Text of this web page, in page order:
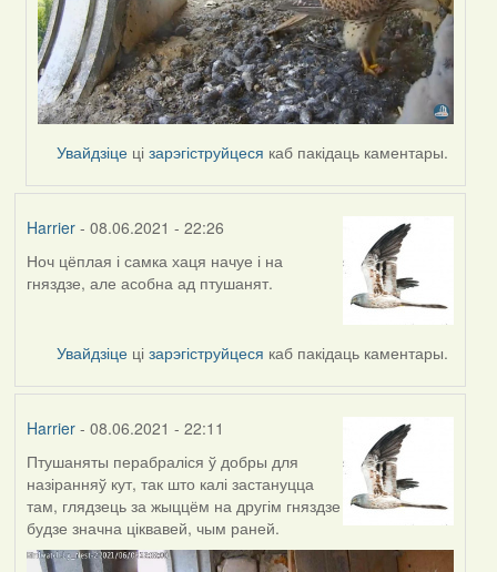
Увайдзіце цізарэгіструйцеся каб пакідаць каментары.
Harrier- 08.06.2021 - 22:26
Ноч цёплая і самка хаця начуе і на
гняздзе, але асобна ад птушанят.
Увайдзіце цізарэгіструйцеся каб пакідаць каментары.
Harrier- 08.06.2021 - 22:11
Птушаняты перабраліся ў добры для
назіранняў кут, так што калі застануцца
там, глядзець за жыццём на другім гняздзе
будзе значна ціквавей, чым раней.